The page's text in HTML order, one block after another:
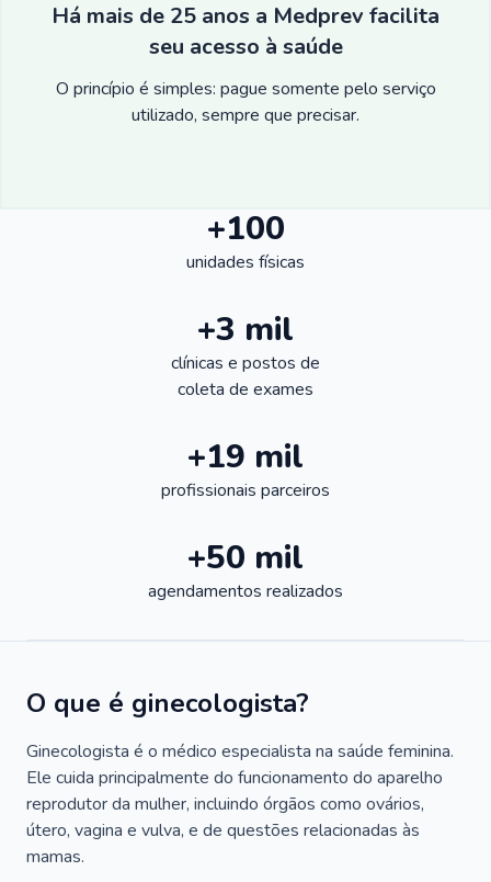
Há mais de 25 anos a Medprev facilita
seu acesso à saúde
O princípio é simples: pague somente pelo serviço
utilizado, sempre que precisar.
+100
unidades físicas
+3 mil
clínicas e postos de
coleta de exames
+19 mil
profissionais parceiros
+50 mil
agendamentos realizados
O que é ginecologista?
Ginecologista é o médico especialista na saúde feminina.
Ele cuida principalmente do funcionamento do aparelho
reprodutor da mulher, incluindo órgãos como ovários,
útero, vagina e vulva, e de questões relacionadas às
mamas.